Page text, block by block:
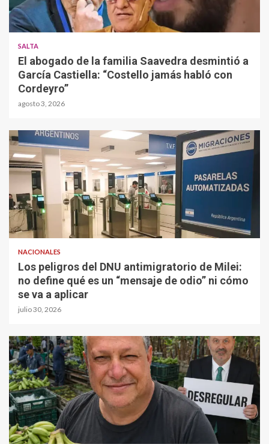
SALTA
El abogado de la familia Saavedra desmintió a
García Castiella: “Costello jamás habló con
Cordeyro”
agosto 3, 2026
NACIONALES
Los peligros del DNU antimigratorio de Milei:
no define qué es un “mensaje de odio” ni cómo
se va a aplicar
julio 30, 2026